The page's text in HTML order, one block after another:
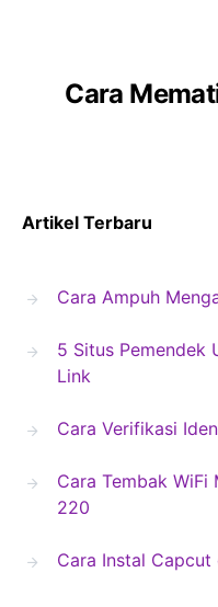
Cara
Artikel Terbaru
Cara Ampuh
5 Situs Pemendek
Link
Cara Verifikasi
Cara Tembak WiFi
220
Cara Instal